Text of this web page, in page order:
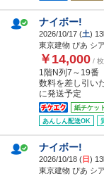
ナイボー!
2026/10/17 (土)
東京建物 ぴあ シ
￥14,000 /
1階N列7～19番
数料を差し引い
に発送予定
紙チケッ
あんしん配送OK
ナイボー!
2026/10/18 (日)
東京建物 ぴあ シ